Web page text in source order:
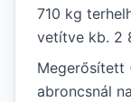
710 kg
vetítve kb. 2
Megerősített
abroncsnál